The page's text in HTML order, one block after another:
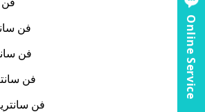
فن
فن
فن
فن
Online Service